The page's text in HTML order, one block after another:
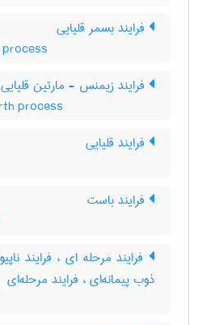
فرایند بسمر قلیایی
فرایند زیمنس - مارتین قلیایی
process
فرایند قلیایی
فرایند باست
فرایند مرحله ای ، فرایند
ذوب پیمانه‌ای ، فرایند مرحله‌ای